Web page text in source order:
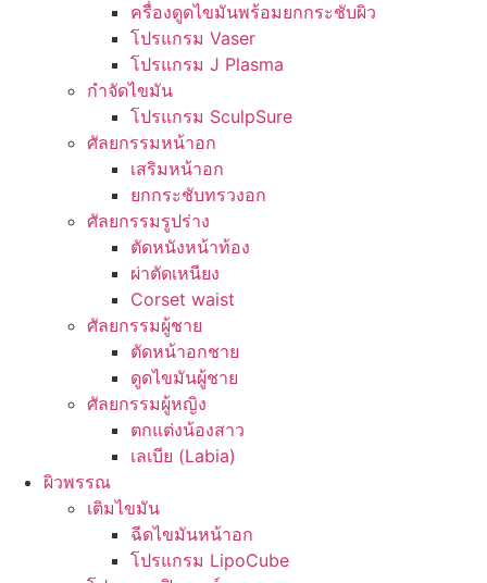
ครื่องดูดไขมันพร้อมยกกระชับผิว
โปรแกรม Vaser
โปรแกรม J Plasma
กำจัดไขมัน
โปรแกรม SculpSure
ศัลยกรรมหน้าอก
เสริมหน้าอก
ยกกระชับทรวงอก
ศัลยกรรมรูปร่าง
ตัดหนังหน้าท้อง
ผ่าตัดเหนียง
Corset waist
ศัลยกรรมผู้ชาย
ตัดหน้าอกชาย
ดูดไขมันผู้ชาย
ศัลยกรรมผู้หญิง
ตกแต่งน้องสาว
เลเบีย (Labia)
ผิวพรรณ
เติมไขมัน
ฉีดไขมันหน้าอก
โปรแกรม LipoCube